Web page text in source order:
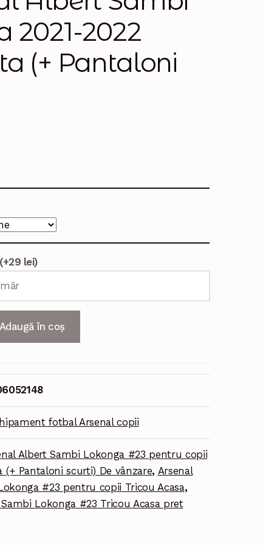
2021-2022
(+ Pantaloni
(+29 lei)
Adaugă în coș
fotbal Arsenal copii
Albert Sambi Lokonga #23 pentru copii
(+ Pantaloni scurti) De vânzare, Arsenal
#23 pentru copii Tricou Acasa,
Lokonga #23 Tricou Acasa pret